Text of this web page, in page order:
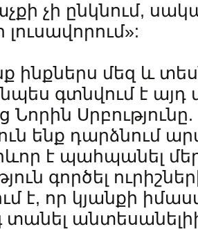
չի ընկնում,
ինքներս մեզ և
գտնվում է
Նորին
ենք դարձնում
է պահպանել
գործել
է, որ կյանքի
տանել